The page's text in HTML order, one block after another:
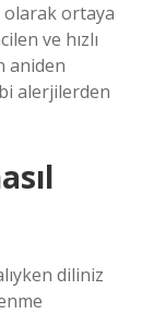
olarak ortaya
ve hızlı
aniden
alerjilerden
diliniz